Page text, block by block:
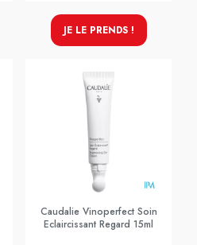
JE LE PRENDS !
Caudalie Vinoperfect Soin
Eclaircissant Regard 15ml